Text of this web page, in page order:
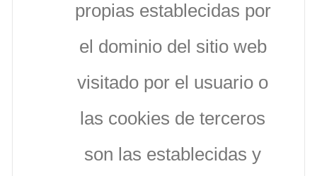
propias establecidas por
el dominio del sitio web
visitado por el usuario o
las cookies de terceros
son las establecidas y